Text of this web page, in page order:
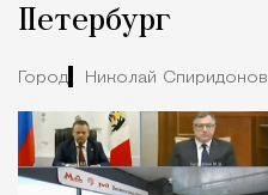
Петербург
Город Николай Спиридонов